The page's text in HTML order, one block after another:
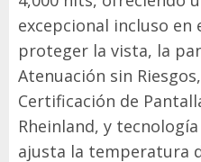
excepcional incluso en
proteger la vista, la
Atenuación sin
Certificación de
Rheinland, y
ajusta la temperatura